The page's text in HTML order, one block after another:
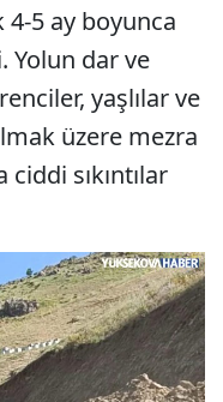
4-5 ay boyunca
Yolun dar ve
yaşlılar ve
üzere mezra
sıkıntılar